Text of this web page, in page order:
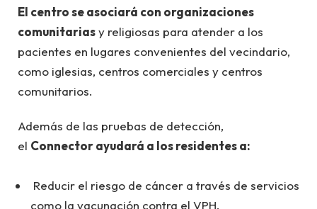
El centro se asociará con organizaciones
comunitariasy religiosas para atender a los
pacientes en lugares convenientes del vecindario,
como iglesias, centros comerciales y centros
comunitarios.
Además de las pruebas de detección,
el Connector ayudará a los residentes a:
Reducir el riesgo de cáncer a través de servicios
como la vacunación contra el VPH.